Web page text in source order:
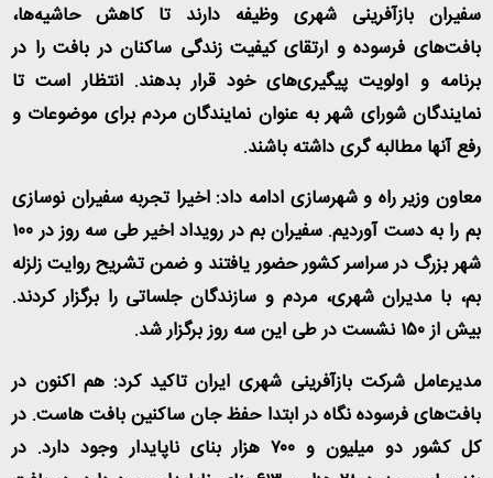
سفیران بازآفرینی شهری وظیفه دارند تا کاهش حاشیه‌ها،
بافت‌های فرسوده و ارتقای کیفیت زندگی ساکنان در بافت را در
برنامه و اولویت پیگیری‌های خود قرار بدهند. انتظار است تا
نمایندگان شورای شهر به عنوان نمایندگان مردم برای موضوعات و
رفع آنها مطالبه گری داشته باشند.
معاون وزیر راه و شهرسازی ادامه داد: اخیرا تجربه سفیران نوسازی
بم را به دست آوردیم. سفیران بم در رویداد اخیر طی سه روز در ١٠٠
شهر بزرگ در سراسر کشور حضور یافتند و ضمن تشریح روایت زلزله
بم، با مدیران شهری، مردم و سازندگان جلساتی را برگزار کردند.
بیش از ۱۵۰ نشست در طی این سه روز برگزار شد
.
مدیرعامل شرکت بازآفرینی شهری ایران تاکید کرد: هم اکنون در
بافت‌های فرسوده نگاه در ابتدا حفظ جان ساکنین بافت هاست. در
کل کشور دو میلیون و ۷۰۰ هزار بنای ناپایدار وجود دارد. در